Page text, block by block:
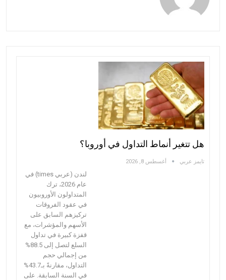
هل تتغير أنماط التداول في أوروبا؟
تايمز عربي أغسطس 8, 2026
لندن (عربي times) في
عام 2026، ترك
المتداولون الأوروبيون
في عقود الفروقات
تركيزهم السابق على
الأسهم والمؤشرات، مع
قفزة كبيرة في تداول
السلع لتصل إلى 88.5%
من إجمالي حجم
التداول، مقارنةً بـ43.7%
في السنة السابقة. على